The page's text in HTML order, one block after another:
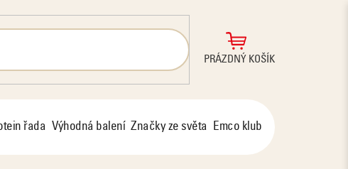
NÁKUPNÍ
PRÁZDNÝ KOŠÍK
řada Výhodná balení Značky ze světa Emco klub